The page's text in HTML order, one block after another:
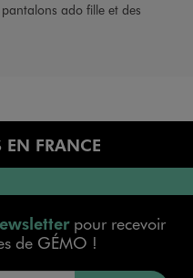
ado fille et des
FRANCE
pour recevoir
de GÉMO !